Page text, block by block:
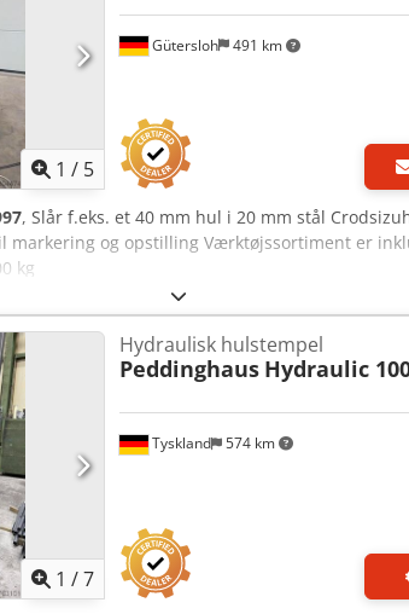
1 / 5
Gütersloh 491 km
, Slår f.eks. et 40 mm hul i 20 mm stål
markering og opstilling Værktøjssortiment er
kg
1 /7
Tyskland 574 km
Hydraulisk hulstempel
Peddinghaus Hydraulic